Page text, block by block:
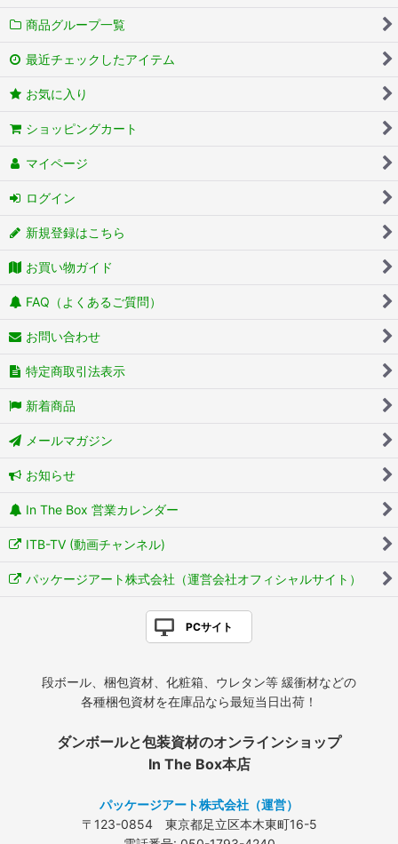
商品グループ一覧
最近チェックしたアイテム
お気に入り
ショッピングカート
マイページ
ログイン
新規登録はこちら
お買い物ガイド
FAQ（よくあるご質問）
お問い合わせ
特定商取引法表示
新着商品
メールマガジン
お知らせ
In The Box 営業カレンダー
ITB-TV (動画チャンネル)
パッケージアート株式会社（運営会社オフィシャルサイト）
PCサイト
段ボール、梱包資材、化粧箱、ウレタン等 緩衝材などの
各種梱包資材を在庫品なら最短当日出荷！
ダンボールと包装資材のオンラインショップ
In The Box本店
パッケージアート株式会社（運営）
〒123-0854 東京都足立区本木東町16-5